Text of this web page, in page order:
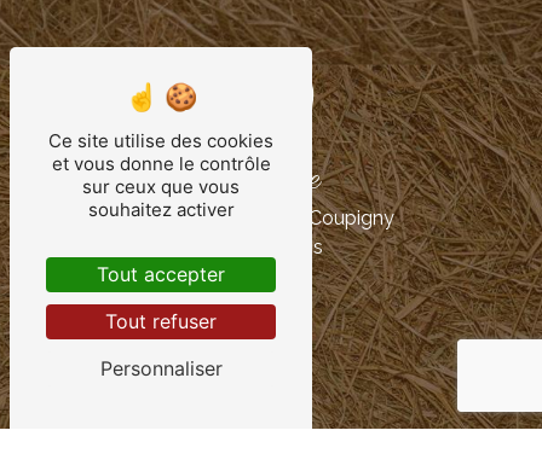
Adresse
1 Les Communes Coupigny
76390 Illois
Ce site utilise des cookies
et vous donne le contrôle
sur ceux que vous
souhaitez activer
Tout accepter
Tout refuser
Personnaliser